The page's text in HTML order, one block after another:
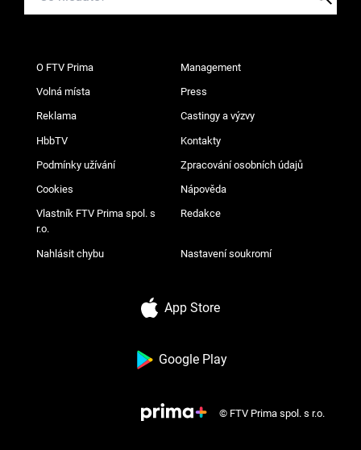
O FTV Prima Management
Volná místa Press
Reklama Castingy a výzvy
HbbTV Kontakty
Podmínky užívání Zpracování osobních údajů
Cookies Nápověda
Vlastník FTV Prima spol. s
r.o.
Redakce
Nahlásit chybu Nastavení soukromí
App Store
Google Play
© FTV Prima spol. s r.o.